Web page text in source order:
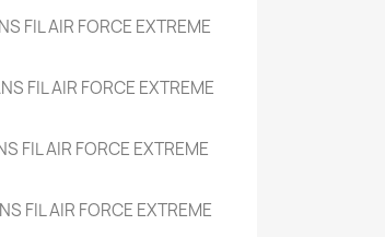
FIL AIR FORCE EXTREME
FIL AIR FORCE EXTREME
FIL AIR FORCE EXTREME
FIL AIR FORCE EXTREME